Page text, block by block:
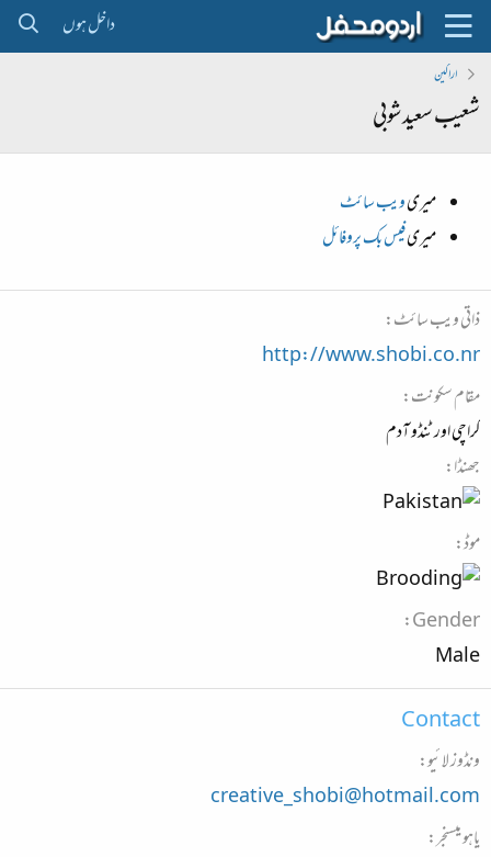
داخل ہوں
اراکین
شعیب سعید شوبی
میریویب سائٹ
میریفیس بک پروفائل
ذاتی ویب سائٹ
http://www.shobi.co.nr
مقام سکونت
کراچی اور ٹنڈو آدم
جھنڈا
موڈ
Gender
Male
Contact
ونڈوز لائیو
creative_shobi@hotmail.com
یاہو میسنجر